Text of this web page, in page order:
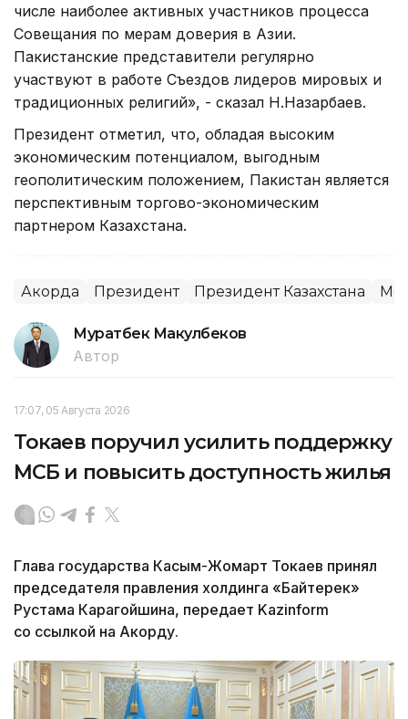
числе наиболее активных участников процесса
Совещания по мерам доверия в Азии.
Пакистанские представители регулярно
участвуют в работе Съездов лидеров мировых и
традиционных религий», - сказал Н.Назарбаев.
Президент отметил, что, обладая высоким
экономическим потенциалом, выгодным
геополитическим положением, Пакистан является
перспективным торгово-экономическим
партнером Казахстана.
Акорда Президент Президент Казахстана
Муратбек Макулбеков
Автор
17:07, 05 Августа 2026
Токаев поручил усилить поддержку
МСБ и повысить доступность жилья
Глава государства Касым-Жомарт Токаев принял
председателя правления холдинга «Байтерек»
Рустама Карагойшина, передает Kazinform
со ссылкой на Акорду.